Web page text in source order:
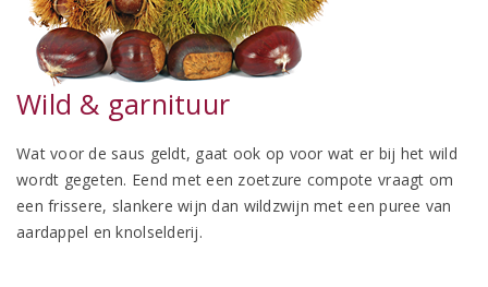
Wild & garnituur
Wat voor de saus geldt, gaat ook op voor wat er bij het wild
wordt gegeten. Eend met een zoetzure compote vraagt om
een frissere, slankere wijn dan wildzwijn met een puree van
aardappel en knolselderij.